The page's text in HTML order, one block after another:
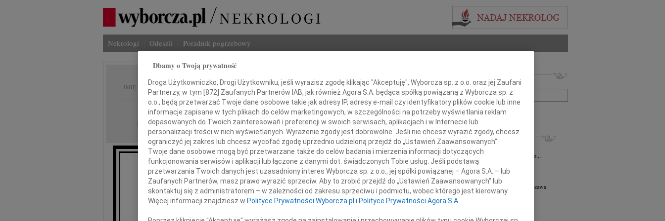
Nekrologi Odeszli Poradnik pogrzebowy
IMIĘ I NAZWISKO: Iwona Ostrowska
REGION: Warszawa
DATA EMISJI: 28.05.2026
Z głębokim smutkiem żegnamy
Imię i nazwisko lub numer ogłoszenia:
+ szukanie zaawansowane
INNE NEKROLOGI
Eugeniusz Butruk 05.08.2026
Z ogromnym żalem przyjęliśmy wiadomość o...
04.08.2026Warszawa
Wyrazy współczucia z powodu śmierci...
Andrzej Piotr Gołaszewski
Warszawa
doktor nauk technicznych Andrzej Piotr...
05.08.2026
Dr Matyldzie Mielcarskiej, najszczersze...
Dbamy o Twoją prywatność
Droga Użytkowniczko, Drogi Użytkowniku, jeśli wyrazisz zgodę klikając "Akceptuję", Wyborcza sp. z o.o. oraz jej Zaufani
Partnerzy, w tym [872] Zaufanych Partnerów IAB, jak również Agora S.A. będąca spółką powiązaną z Wyborcza sp. z
o.o., będą przetwarzać Twoje dane osobowe takie jak adresy IP, adresy e-mail czy identyfikatory plików cookie lub inne
informacje zapisane w tych plikach do celów marketingowych, w szczególności na potrzeby wyświetlania reklam
dopasowanych do Twoich zainteresowań i preferencji w swoich serwisach, aplikacjach i w Internecie lub
personalizacji treści w nich wyświetlanych. Wyrażenie zgody jest dobrowolne. Jeśli nie chcesz wyrazić zgody, chcesz
ograniczyć jej zakres lub chcesz wycofać zgodę uprzednio udzieloną przejdź do „Ustawień Zaawansowanych”.
Twoje dane osobowe mogą być przetwarzane także do celów badania i mierzenia informacji dotyczących
funkcjonowania serwisów i aplikacji lub łączone z danymi dot. świadczonych Tobie usług. Jeśli podstawą
przetwarzania Twoich danych jest uzasadniony interes Wyborcza sp. z o.o., jej spółki powiązanej – Agora S.A. – lub
Zaufanych Partnerów, masz prawo wyrazić sprzeciw. Aby to zrobić przejdź do „Ustawień Zaawansowanych” lub
skontaktuj się z administratorem – w zależności od zakresu sprzeciwu i podmiotu, wobec którego jest kierowany.
Więcej informacji znajdziesz w Polityce Prywatności Wyborcza.pl i Polityce Prywatności Agora S.A.